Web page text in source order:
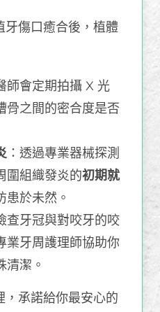
牙傷口癒合後，植體
師會定期拍攝 X 光
骨之間的密合度是否
：透過專業器械探測
圍組織發炎的初期就
患於未然。
查牙冠與對咬牙的咬
業牙周護理師協助你
清潔。
，承諾給你最安心的